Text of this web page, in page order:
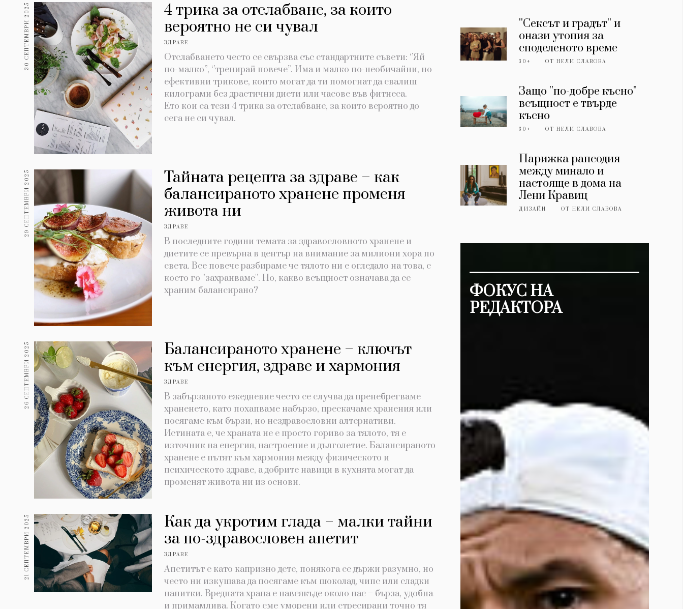
30 СЕПТЕМВРИ 2025
4 трика за отслабване, за които
вероятно не си чувал
ЗДРАВЕ
Отслабването често се свързва със стандартните съвети: ‘’Яй
по-малко’’, ‘’тренирай повече’’. Има и малко по-необичайни, но
ефективни трикове, които могат да ти помогнат да свалиш
килограми без драстични диети или часове във фитнеса.
Ето кои са тези 4 трика за отслабване, за които вероятно до
сега не си чувал.
29 СЕПТЕМВРИ 2025
Тайната рецепта за здраве – как
балансираното хранене променя
живота ни
ЗДРАВЕ
В последните години темата за здравословното хранене и
диетите се превърна в център на внимание за милиони хора по
света. Все повече разбираме че тялото ни е огледало на това, с
което го ''захранваме''. Но, какво всъщност означава да се
храним балансирано?
26 СЕПТЕМВРИ 2025
Балансираното хранене – ключът
към енергия, здраве и хармония
ЗДРАВЕ
В забързаното ежедневие често се случва да пренебрегваме
храненето, като похапваме набързо, прескачаме хранения или
посягаме към бързи, но нездравословни алтернативи.
Истината е, че храната не е просто гориво за тялото, тя е
източник на енергия, настроение и дълголетие. Балансираното
хранене е пътят към хармония между физическото и
психическото здраве, а добрите навици в кухнята могат да
променят живота ни из основи.
21 СЕПТЕМВРИ 2025
Как да укротим глада – малки тайни
за по-здравословен апетит
ЗДРАВЕ
Апетитът е като капризно дете, понякога се държи разумно, но
често ни изкушава да посягаме към шоколад, чипс или сладки
напитки. Вредната храна е навсякъде около нас – бърза, удобна
и примамлива. Когато сме уморени или стресирани точно тя
''Сексът и градът'' и
онази утопия за
споделеното време
30+ ОТНЕЛИ СЛАВОВА
Защо ''по-добре късно"
всъщност е твърде
късно
30+ ОТНЕЛИ СЛАВОВА
Парижка рапсодия
между минало и
настояще в дома на
Лени Кравиц
ДИЗАЙН ОТНЕЛИ СЛАВОВА
ФОКУС НА
РЕДАКТОРА